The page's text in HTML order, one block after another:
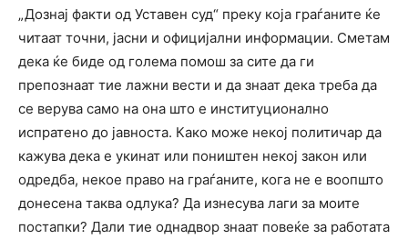
„Дознај факти од Уставен суд“ преку која граѓаните ќе
читаат точни, јасни и официјални информации. Сметам
дека ќе биде од голема помош за сите да ги
препознаат тие лажни вести и да знаат дека треба да
се верува само на она што е институционално
испратено до јавноста. Како може некој политичар да
кажува дека е укинат или поништен некој закон или
одредба, некое право на граѓаните, кога не е воопшто
донесена таква одлука? Да изнесува лаги за моите
постапки? Дали тие однадвор знаат повеќе за работата